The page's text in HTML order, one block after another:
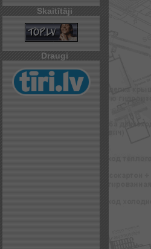
Skaitītāji
Draugi